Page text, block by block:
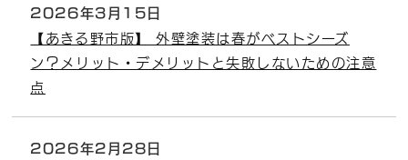
2026年3月15日
【あきる野市版】 外壁塗装は春がベストシーズ
ン？メリット・デメリットと失敗しないための注意
点
2026年2月28日